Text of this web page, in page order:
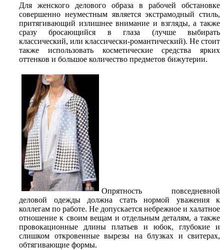
Для женского делового образа в рабочей обстановке
совершенно неуместным является экстрамодный стиль,
притягивающий излишнее внимание и взгляды, а также
сразу бросающийся в глаза (лучше выбирать
классический, или классически-романтический). Не стоит
также использовать косметические средства ярких
оттенков и большое количество предметов бижутерии.
Опрятность повседневной
деловой одежды должна стать нормой уважения к
коллегам по работе. Не допускается небрежное и халатное
отношение к своим вещам и отдельным деталям, а также
провокационные длины платьев и юбок, глубокие и
слишком откровенные вырезы на блузках и свитерах,
обтягивающие формы.